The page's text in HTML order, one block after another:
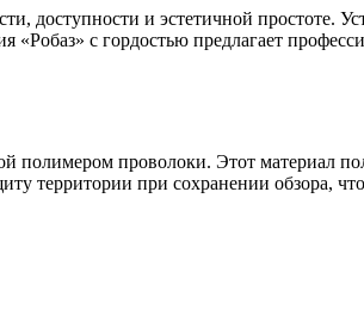
доступности и эстетичной простоте.
с гордостью предлагает
проволоки. Этот материал
территории при сохранении обзора,